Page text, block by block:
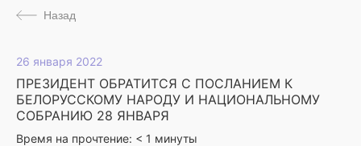
Назад
26 января 2022
ПРЕЗИДЕНТ ОБРАТИТСЯ С ПОСЛАНИЕМ К
БЕЛОРУССКОМУ НАРОДУ И НАЦИОНАЛЬНОМУ
СОБРАНИЮ 28 ЯНВАРЯ
Время на прочтение: < 1 минуты